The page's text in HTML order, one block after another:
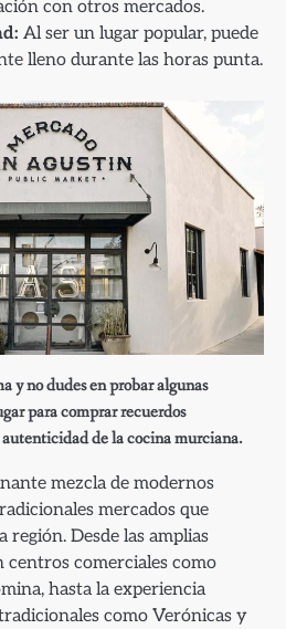
con otros mercados.
Al ser un lugar popular, puede
lleno durante las horas punta.
y no dudes en probar algunas
para comprar recuerdos
de la cocina murciana.
mezcla de modernos
mercados que
Desde las amplias
centros comerciales como
hasta la experiencia
como Verónicas y